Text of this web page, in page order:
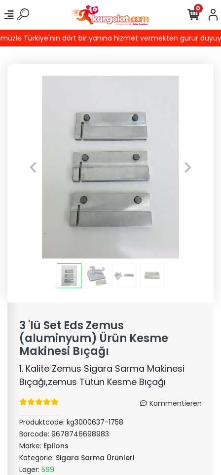
Türkiye'nin dört bir yanına hizmet vermekten gurur
0
3 'lü Set Eds Zemus
(aluminyum) Ürün Kesme
Makinesi Bıçağı
1. Kalite Zemus Sigara Sarma Makinesi
Bıçağı,zemus Tütün Kesme Bıçağı
Kommentieren
Produktcode: kg3000637-1758
Barcode: 9678746698983
Marke: Epilons
Kategorie: Sigara Sarma Ürünleri
Lager: 599